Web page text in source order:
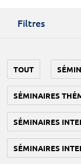
Filtres
TOUT
SÉMINAIRES
SÉMINAIRES
SÉMINAIRES